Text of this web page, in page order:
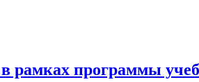
рамках программы